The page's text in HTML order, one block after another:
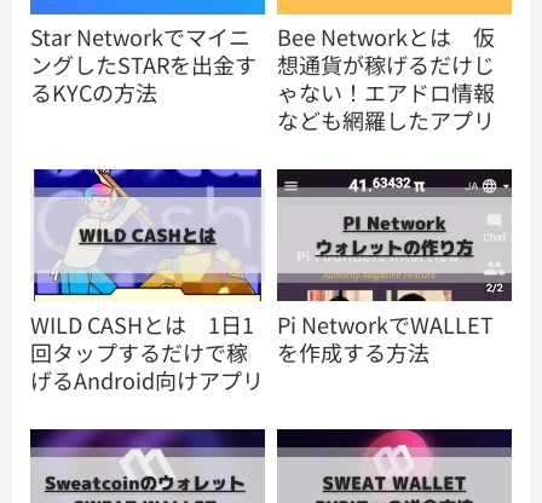
Star Networkでマイニ
ングしたSTARを出金す
るKYCの方法
Bee Networkとは 仮
想通貨が稼げるだけじ
ゃない！エアドロ情報
なども網羅したアプリ
WILD CASHとは 1日1
回タップするだけで稼
げるAndroid向けアプリ
Pi NetworkでWALLET
を作成する方法